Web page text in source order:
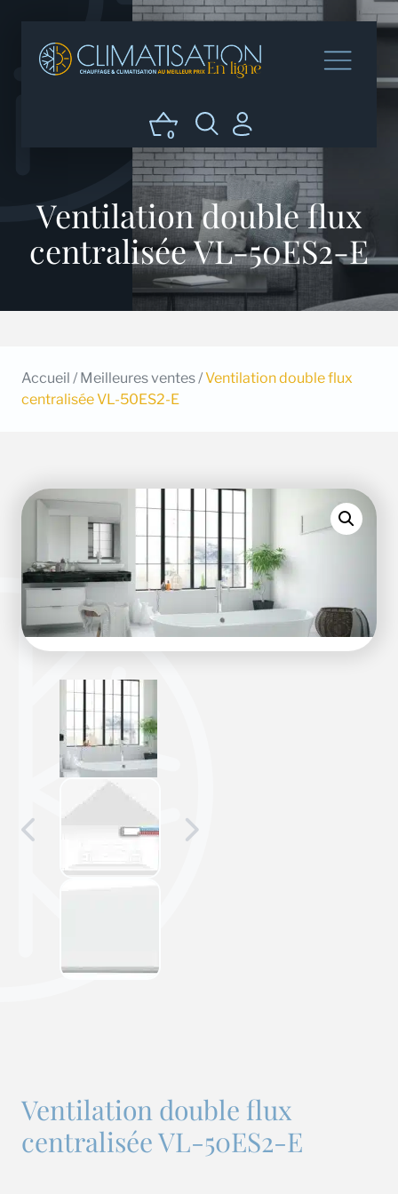
0
Ventilation double flux
centralisée VL-50ES2-E
Accueil / Meilleures ventes/Ventilation double flux
centralisée VL-50ES2-E
Ventilation double flux
centralisée VL-50ES2-E